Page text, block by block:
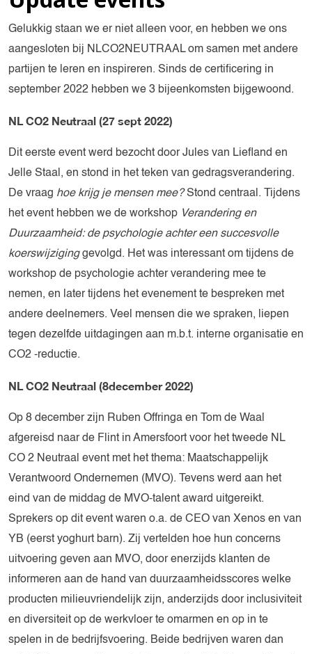
Gelukkig staan we er niet alleen voor, en hebben we ons
aangesloten bij NLCO2NEUTRAAL om samen met andere
partijen te leren en inspireren. Sinds de certificering in
september 2022 hebben we 3 bijeenkomsten bijgewoond.
NL CO2 Neutraal (27 sept 2022)
Dit eerste event werd bezocht door Jules van Liefland en
Jelle Staal, en stond in het teken van gedragsverandering.
De vraag hoe krijg je mensen mee?Stond centraal. Tijdens
het event hebben we de workshop Verandering en
Duurzaamheid: de psychologie achter een succesvolle
koerswijziginggevolgd. Het was interessant om tijdens de
workshop de psychologie achter verandering mee te
nemen, en later tijdens het evenement te bespreken met
andere deelnemers. Veel mensen die we spraken, liepen
tegen dezelfde uitdagingen aan m.b.t. interne organisatie en
CO2 -reductie.
NL CO2 Neutraal (8december 2022)
Op 8 december zijn Ruben Offringa en Tom de Waal
afgereisd naar de Flint in Amersfoort voor het tweede NL
CO 2 Neutraal event met het thema: Maatschappelijk
Verantwoord Ondernemen (MVO). Tevens werd aan het
eind van de middag de MVO-talent award uitgereikt.
Sprekers op dit event waren o.a. de CEO van Xenos en van
YB (eerst yoghurt barn). Zij vertelden hoe hun concerns
uitvoering geven aan MVO, door enerzijds klanten de
informeren aan de hand van duurzaamheidsscores welke
producten milieuvriendelijk zijn, anderzijds door inclusiviteit
en diversiteit op de werkvloer te omarmen en op in te
spelen in de bedrijfsvoering. Beide bedrijven waren dan